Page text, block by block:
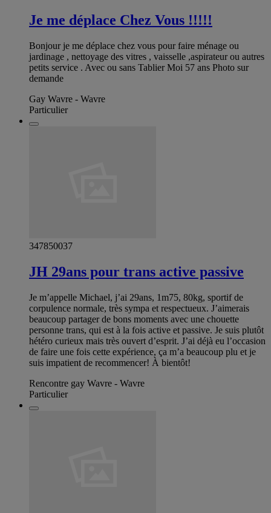
Je me déplace Chez Vous !!!!!
Bonjour je me déplace chez vous pour faire ménage ou
jardinage , nettoyage des vitres , vaisselle ,aspirateur ou autres
petits service . Avec ou sans Tablier Moi 57 ans Photo sur
demande
Gay Wavre - Wavre
Particulier
347850037
JH 29ans pour trans active passive
Je m’appelle Michael, j’ai 29ans, 1m75, 80kg, sportif de
corpulence normale, très sympa et respectueux. J’aimerais
beaucoup partager de bons moments avec une chouette
personne trans, qui est à la fois active et passive. Je suis plutôt
hétéro curieux mais très ouvert d’esprit. J’ai déjà eu l’occasion
de faire une fois cette expérience, ça m’a beaucoup plu et je
suis impatient de recommencer! À bientôt!
Rencontre gay Wavre - Wavre
Particulier